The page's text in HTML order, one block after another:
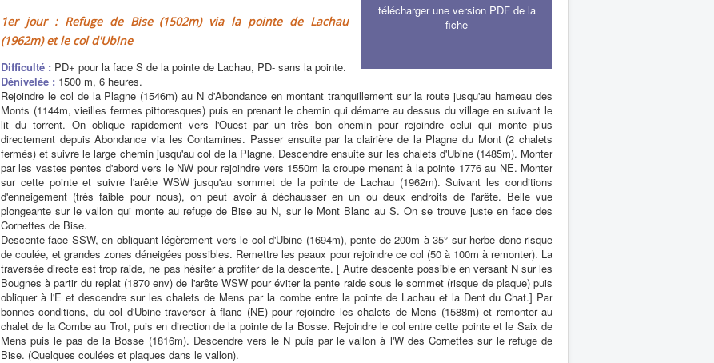
télécharger une version PDF de la
fiche
1er jour : Refuge de Bise (1502m) via la pointe de Lachau
(1962m) et le col d'Ubine
Difficulté : PD+ pour la face S de la pointe de Lachau, PD- sans la pointe.
Dénivelée : 1500 m, 6 heures.
Rejoindre le col de la Plagne (1546m) au N d'Abondance en montant tranquillement sur la route jusqu'au hameau des
Monts (1144m, vieilles fermes pittoresques) puis en prenant le chemin qui démarre au dessus du village en suivant le
lit du torrent. On oblique rapidement vers l'Ouest par un très bon chemin pour rejoindre celui qui monte plus
directement depuis Abondance via les Contamines. Passer ensuite par la clairière de la Plagne du Mont (2 chalets
fermés) et suivre le large chemin jusqu'au col de la Plagne. Descendre ensuite sur les chalets d'Ubine (1485m). Monter
par les vastes pentes d'abord vers le NW pour rejoindre vers 1550m la croupe menant à la pointe 1776 au NE. Monter
sur cette pointe et suivre l'arête WSW jusqu'au sommet de la pointe de Lachau (1962m). Suivant les conditions
d'enneigement (très faible pour nous), on peut avoir à déchausser en un ou deux endroits de l'arête. Belle vue
plongeante sur le vallon qui monte au refuge de Bise au N, sur le Mont Blanc au S. On se trouve juste en face des
Cornettes de Bise.
Descente face SSW, en obliquant légèrement vers le col d'Ubine (1694m), pente de 200m à 35° sur herbe donc risque
de coulée, et grandes zones déneigées possibles. Remettre les peaux pour rejoindre ce col (50 à 100m à remonter). La
traversée directe est trop raide, ne pas hésiter à profiter de la descente. [ Autre descente possible en versant N sur les
Bougnes à partir du replat (1870 env) de l'arête WSW pour éviter la pente raide sous le sommet (risque de plaque) puis
obliquer à l'E et descendre sur les chalets de Mens par la combe entre la pointe de Lachau et la Dent du Chat.] Par
bonnes conditions, du col d'Ubine traverser à flanc (NE) pour rejoindre les chalets de Mens (1588m) et remonter au
chalet de la Combe au Trot, puis en direction de la pointe de la Bosse. Rejoindre le col entre cette pointe et le Saix de
Mens puis le pas de la Bosse (1816m). Descendre vers le N puis par le vallon à l'W des Cornettes sur le refuge de
Bise. (Quelques coulées et plaques dans le vallon).